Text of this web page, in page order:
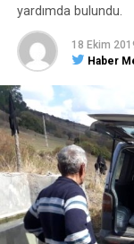
yardımda bulundu.
18 Ekim
Haber